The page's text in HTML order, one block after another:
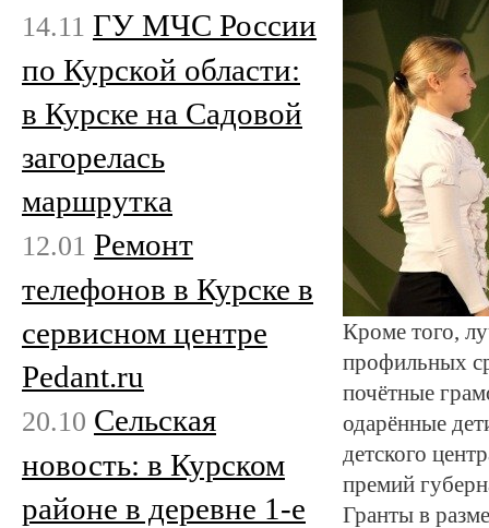
Кроме того,
профильных
почётные
одарённые
детского
премий
Гранты в
14.11 ГУ МЧС России
по Курской области:
в Курске на Садовой
загорелась
маршрутка
12.01 Ремонт
телефонов в Курске в
сервисном центре
Pedant.ru
20.10 Сельская
новость: в Курском
районе в деревне 1-е